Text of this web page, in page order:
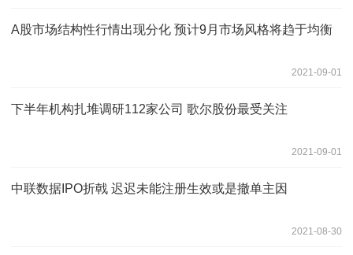
A股市场结构性行情出现分化 预计9月市场风格将趋于均衡
2021-09-01
下半年机构扎堆调研112家公司 歌尔股份最受关注
2021-09-01
中联数据IPO折戟 迟迟未能注册生效或是撤单主因
2021-08-30